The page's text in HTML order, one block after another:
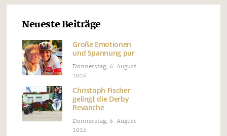
Neueste Beiträge
Große Emotionen
und Spannung pur
Donnerstag, 6. August
2026
Christoph Fischer
gelingt die Derby
Revanche
Donnerstag, 6. August
2026